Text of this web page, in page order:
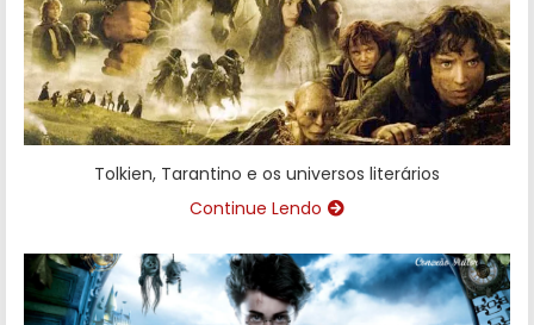
Tolkien, Tarantino e os universos literários
Continue Lendo